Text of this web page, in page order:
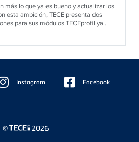
más lo que ya es bueno y actualizar los
esta ambición, TECE presenta dos
para sus módulos TECEprofil ya...
Instagram Facebook
© 2026